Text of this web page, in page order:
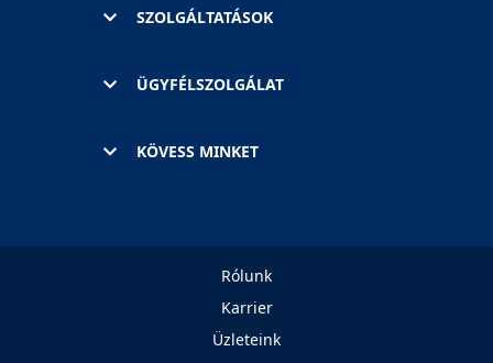
SZOLGÁLTATÁSOK
ÜGYFÉLSZOLGÁLAT
KÖVESS MINKET
Rólunk
Karrier
Üzleteink